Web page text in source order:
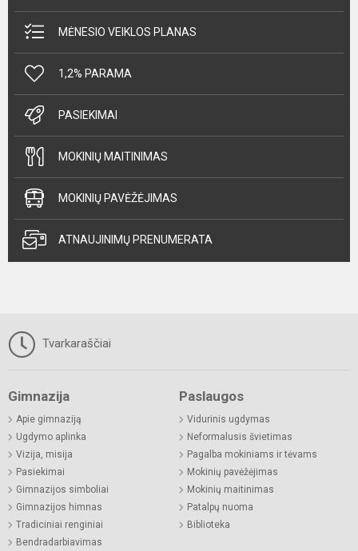
MĖNESIO VEIKLOS PLANAS
1,2% PARAMA
PASIEKIMAI
MOKINIŲ MAITINIMAS
MOKINIŲ PAVĖŽĖJIMAS
ATNAUJINIMŲ PRENUMERATA
Tvarkaraščiai
Gimnazija
Apie gimnaziją
Ugdymo aplinka
Vizija, misija
Pasiekimai
Gimnazijos simboliai
Gimnazijos himnas
Tradiciniai renginiai
Bendradarbiavimas
Paslaugos
Vidurinis ugdymas
Neformalusis švietimas
Pagalba mokiniams ir tėvams
Mokinių pavėžėjimas
Mokinių maitinimas
Patalpų nuoma
Biblioteka